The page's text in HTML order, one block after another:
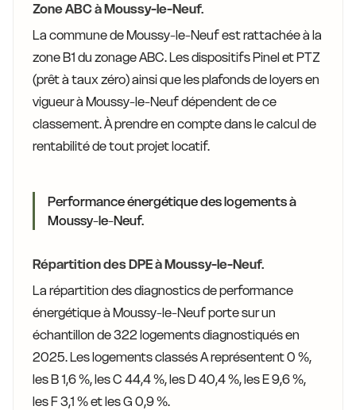
Zone ABC à Moussy-le-Neuf.
La commune de Moussy-le-Neuf est rattachée à la
zone B1 du zonage ABC. Les dispositifs Pinel et PTZ
(prêt à taux zéro) ainsi que les plafonds de loyers en
vigueur à Moussy-le-Neuf dépendent de ce
classement. À prendre en compte dans le calcul de
rentabilité de tout projet locatif.
Performance énergétique des logements à
Moussy-le-Neuf.
Répartition des DPE à Moussy-le-Neuf.
La répartition des diagnostics de performance
énergétique à Moussy-le-Neuf porte sur un
échantillon de 322 logements diagnostiqués en
2025. Les logements classés A représentent 0 %,
les B 1,6 %, les C 44,4 %, les D 40,4 %, les E 9,6 %,
les F 3,1 % et les G 0,9 %.